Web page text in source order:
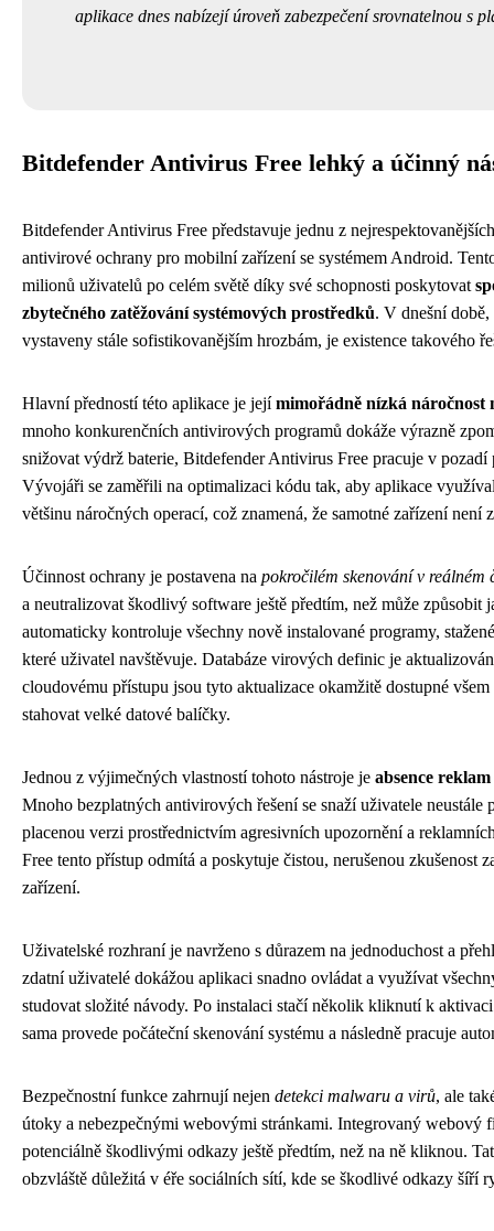
aplikace dnes nabízejí úroveň zabezpečení srovnatelnou s
Bitdefender Antivirus Free lehký a účinný
Bitdefender Antivirus Free představuje jednu z
antivirové ochrany pro mobilní zařízení se systémem Android.
milionů uživatelů po celém světě díky své schopnosti poskytovat
zbytečného zatěžování systémových prostředků. V dnešní
vystaveny stále sofistikovanějším hrozbám, je existence takového
Hlavní předností této aplikace je jejímimořádně nízká náročnost
mnoho konkurenčních antivirových programů dokáže výrazně
snižovat výdrž baterie, Bitdefender Antivirus Free pracuje v pozadí
Vývojáři se zaměřili na optimalizaci kódu tak, aby aplikace
většinu náročných operací, což znamená, že samotné zařízení není
Účinnost ochrany je postavena na pokročilém skenování v reálném
a neutralizovat škodlivý software ještě předtím, než může
automaticky kontroluje všechny nově instalované programy,
které uživatel navštěvuje. Databáze virových definic je
cloudovému přístupu jsou tyto aktualizace okamžitě dostupné
stahovat velké datové balíčky.
Jednou z výjimečných vlastností tohoto nástroje je absence
Mnoho bezplatných antivirových řešení se snaží uživatele neustále
placenou verzi prostřednictvím agresivních upozornění a
Free tento přístup odmítá a poskytuje čistou, nerušenou zkušenost
zařízení.
Uživatelské rozhraní je navrženo s důrazem na jednoduchost a
zdatní uživatelé dokážou aplikaci snadno ovládat a využívat
studovat složité návody. Po instalaci stačí několik kliknutí k
sama provede počáteční skenování systému a následně pracuje
Bezpečnostní funkce zahrnují nejen detekci malwaru a virů, ale
útoky a nebezpečnými webovými stránkami. Integrovaný webový
potenciálně škodlivými odkazy ještě předtím, než na ně kliknou.
obzvláště důležitá v éře sociálních sítí, kde se škodlivé odkazy šíří